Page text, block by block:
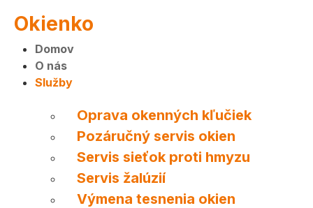
Okienko
Domov
O nás
Služby
Oprava okenných kľučiek
Pozáručný servis okien
Servis sieťok proti hmyzu
Servis žalúzií
Výmena tesnenia okien